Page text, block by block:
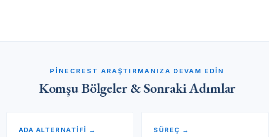
PINECREST ARAŞTIRMANIZA DEVAM EDIN
Komşu Bölgeler & Sonraki Adımlar
ADA ALTERNATİFİ → SÜREÇ →